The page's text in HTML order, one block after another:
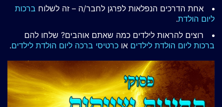
אחת הדרכים הנפלאות לפרגן לחבר/ה – זה לשלוח ברכות
ליום הולדת.
רוצים להראות לילדים כמה שאתם אוהבים? שלחו להם
ברכות ליום הולדת לילדים או כרטיסי ברכה ליום הולדת לילדים.